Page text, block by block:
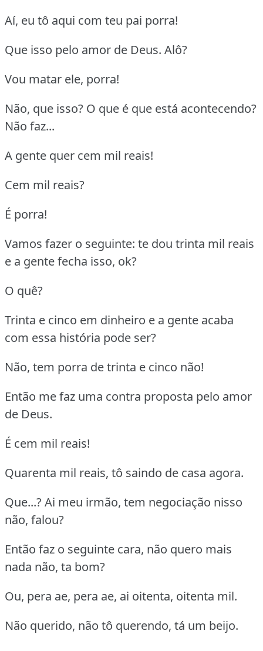
Aí, eu tô aqui com teu pai porra!
Que isso pelo amor de Deus. Alô?
Vou matar ele, porra!
Não, que isso? O que é que está acontecendo?
Não faz...
A gente quer cem mil reais!
Cem mil reais?
É porra!
Vamos fazer o seguinte: te dou trinta mil reais
e a gente fecha isso, ok?
O quê?
Trinta e cinco em dinheiro e a gente acaba
com essa história pode ser?
Não, tem porra de trinta e cinco não!
Então me faz uma contra proposta pelo amor
de Deus.
É cem mil reais!
Quarenta mil reais, tô saindo de casa agora.
Que...? Ai meu irmão, tem negociação nisso
não, falou?
Então faz o seguinte cara, não quero mais
nada não, ta bom?
Ou, pera ae, pera ae, ai oitenta, oitenta mil.
Não querido, não tô querendo, tá um beijo.